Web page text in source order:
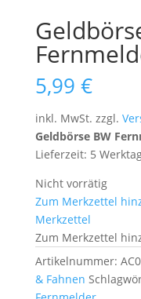
5,99 €
inkl. MwSt. zzgl.
Geldbörse BW
Lieferzeit: 5
Nicht vorrätig
Zum Merkzettel
Merkzettel
Zum Merkzettel
Artikelnummer:
& Fahnen